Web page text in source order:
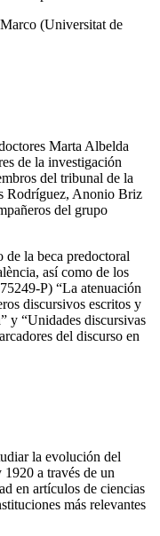
(Universitat de
Marta Albelda
de la investigación
del tribunal de la
Rodríguez, Anonio Briz
del grupo
de la beca predoctoral
así como de los
P) “La atenuación
discursivos escritos y
y “Unidades discursivas
del discurso en
la evolución del
a través de un
en artículos de ciencias
más relevantes